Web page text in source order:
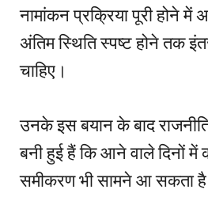
नामांकन प्रक्रिया पूरी होने में
अंतिम स्थिति स्पष्ट होने तक
चाहिए।
उनके इस बयान के बाद
बनी हुई हैं कि आने वाले दिनों में
समीकरण भी सामने आ सकता